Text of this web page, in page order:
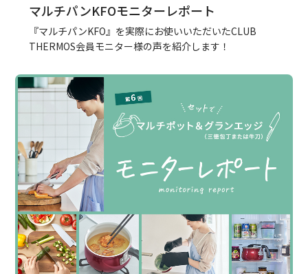
マルチパンKFOモニターレポート
『マルチパンKFO』を実際にお使いいただいたCLUB
THERMOS会員モニター様の声を紹介します！